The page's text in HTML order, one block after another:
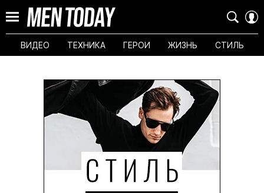
ВИДЕО ТЕХНИКА ГЕРОИ ЖИЗНЬ СТИЛЬ